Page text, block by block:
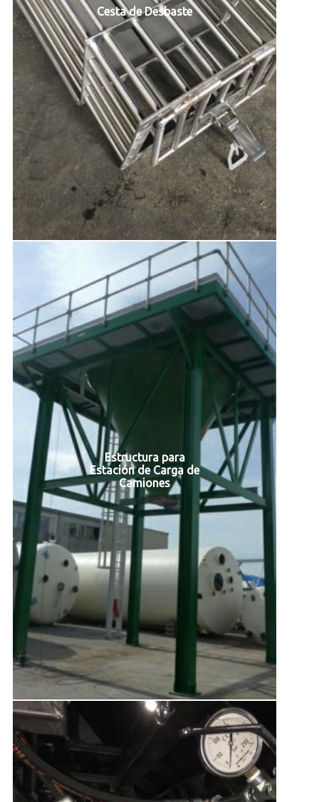
Cesta de Desbaste
Estructura para
Estación de Carga de
Camiones